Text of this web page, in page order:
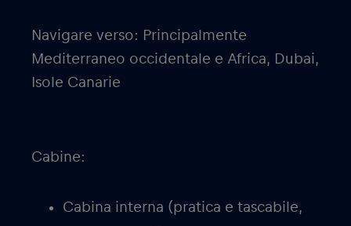
Navigare verso: Principalmente
Mediterraneo occidentale e Africa, Dubai,
Isole Canarie
Cabine:
Cabina interna (pratica e tascabile,